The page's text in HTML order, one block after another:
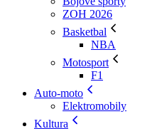
ZOH 2026
Basketbal
NBA
Motosport
F1
Auto-moto
Elektromobily
Kultura